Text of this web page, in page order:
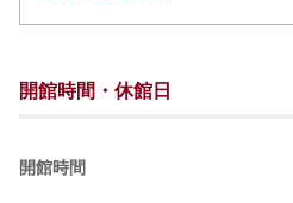
開館時間・休館日
開館時間